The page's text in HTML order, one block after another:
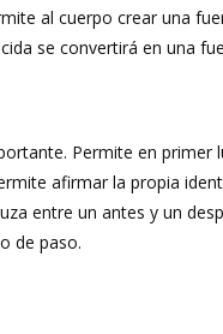
al cuerpo crear una
se convertirá en una
Permite en
afirmar la propia
entre un antes y un
de paso.